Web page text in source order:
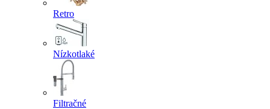
Retro
Nízkotlaké
Filtračné